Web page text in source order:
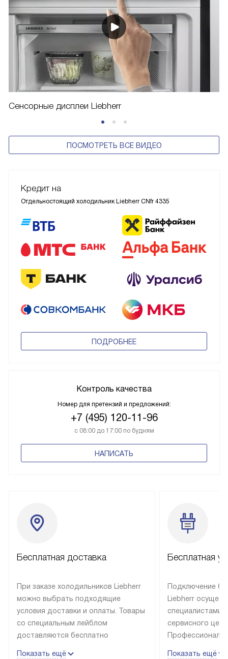
Сенсорные дисплеи Liebherr
ПОСМОТРЕТЬ ВСЕ ВИДЕО
Кредит на
Отдельностоящий холодильник Liebherr CNfr 4335
ПОДРОБНЕЕ
Контроль качества
Номер для претензий и предложений:
+7 (495) 120-11-96
с 08:00 до 17:00 по будням
НАПИСАТЬ
Бесплатная доставка
При заказе холодильников Liebherr
можно выбрать подходящие
условия доставки и оплаты. Товары
со специальным лейблом
доставляются бесплатно
Показать ещё
Бесплатная
Подключение
Liebherr
специалистами
сервисного
Показать ещё